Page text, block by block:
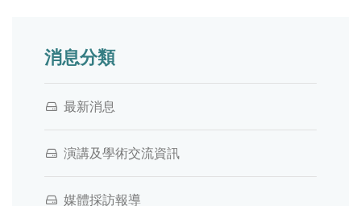
消息分類
最新消息
演講及學術交流資訊
媒體採訪報導